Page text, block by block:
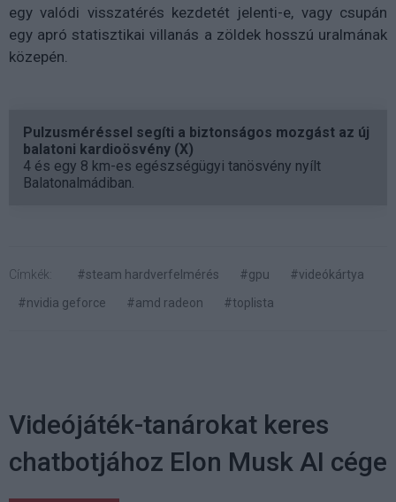
egy valódi visszatérés kezdetét jelenti-e, vagy csupán
egy apró statisztikai villanás a zöldek hosszú uralmának
közepén.
Pulzusméréssel segíti a biztonságos mozgást az új
balatoni kardioösvény (X)
4 és egy 8 km-es egészségügyi tanösvény nyílt
Balatonalmádiban.
Címkék: #steam hardverfelmérés #gpu
#videókártya
#nvidia geforce
#amd radeon #toplista
Videójáték-tanárokat keres
chatbotjához Elon Musk AI cége